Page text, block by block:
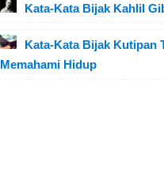
Kata-Kata Bijak Kahlil
Kata-Kata Bijak Kutipan
Memahami Hidup